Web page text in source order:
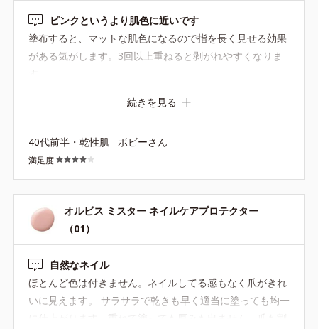
ピンクというより肌色に近いです
塗布すると、マットな肌色になるので指を長く見せる効果
がある気がします。3回以上重ねると剥がれやすくなりま
続きを見る
40代前半・乾性肌 ボビーさん
満足度
オルビス ミスター ネイルケアプロテクター
（01）
自然なネイル
ほとんど色は付きません。ネイルしてる感もなく爪がきれ
いに見えます。 サラサラで乾きも早く適当に塗っても均一